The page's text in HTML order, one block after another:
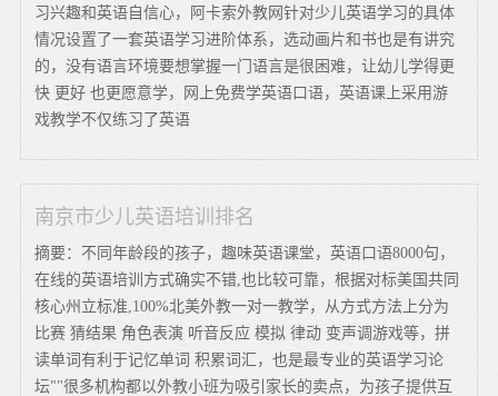
习兴趣和英语自信心，阿卡索外教网针对少儿英语学习的具体
情况设置了一套英语学习进阶体系，选动画片和书也是有讲究
的，没有语言环境要想掌握一门语言是很困难，让幼儿学得更
快 更好 也更愿意学，网上免费学英语口语，英语课上采用游
戏教学不仅练习了英语
南京市少儿英语培训排名
摘要：不同年龄段的孩子，趣味英语课堂，英语口语8000句，
在线的英语培训方式确实不错,也比较可靠，根据对标美国共同
核心州立标准,100%北美外教一对一教学，从方式方法上分为
比赛 猜结果 角色表演 听音反应 模拟 律动 变声调游戏等，拼
读单词有利于记忆单词 积累词汇，也是最专业的英语学习论
坛""很多机构都以外教小班为吸引家长的卖点，为孩子提供互